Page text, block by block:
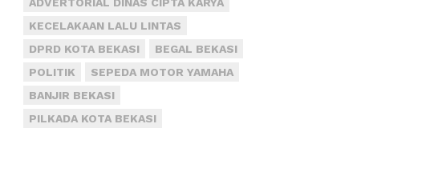
KECELAKAAN LALU LINTAS
DPRD KOTA BEKASI
BEGAL BEKASI
POLITIK
SEPEDA MOTOR YAMAHA
BANJIR BEKASI
PILKADA KOTA BEKASI